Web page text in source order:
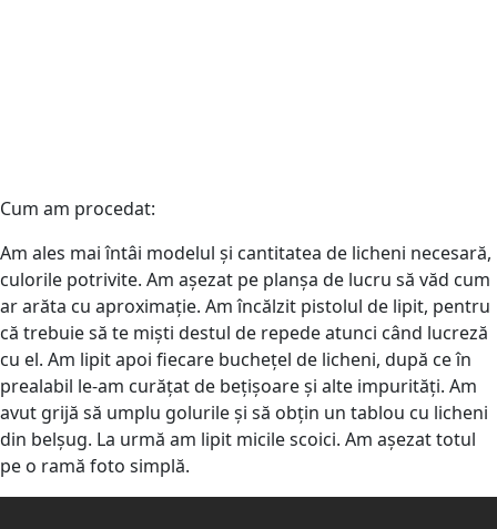
Cum am procedat:
Am ales mai întâi modelul și cantitatea de licheni necesară,
culorile potrivite. Am așezat pe planșa de lucru să văd cum
ar arăta cu aproximație. Am încălzit pistolul de lipit, pentru
că trebuie să te miști destul de repede atunci când lucreză
cu el. Am lipit apoi fiecare buchețel de licheni, după ce în
prealabil le-am curățat de bețișoare și alte impurități. Am
avut grijă să umplu golurile și să obțin un tablou cu licheni
din belșug. La urmă am lipit micile scoici. Am așezat totul
pe o ramă foto simplă.